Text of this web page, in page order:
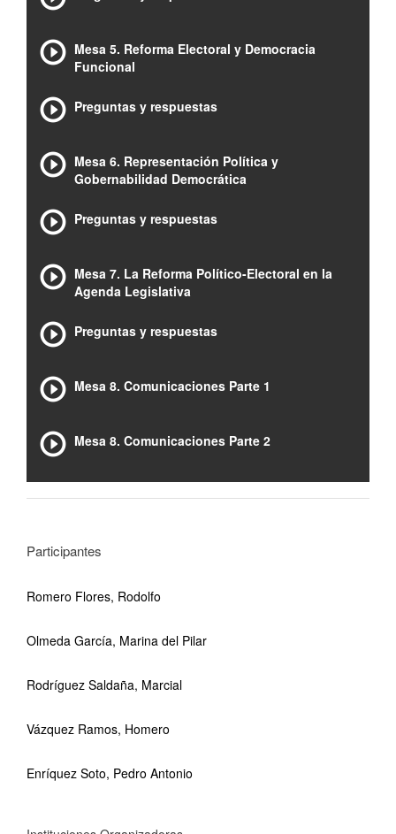
Mesa 5. Reforma Electoral y Democracia
Funcional
Preguntas y respuestas
Mesa 6. Representación Política y
Gobernabilidad Democrática
Preguntas y respuestas
Mesa 7. La Reforma Político-Electoral en la
Agenda Legislativa
Preguntas y respuestas
Mesa 8. Comunicaciones Parte 1
Mesa 8. Comunicaciones Parte 2
Participantes
Romero Flores, Rodolfo
Olmeda García, Marina del Pilar
Rodríguez Saldaña, Marcial
Vázquez Ramos, Homero
Enríquez Soto, Pedro Antonio